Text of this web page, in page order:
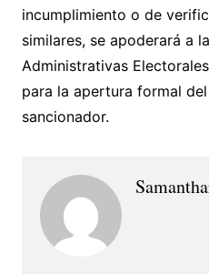
incumplimiento o de
similares, se apoderará a
Administrativas
para la apertura formal
sancionador.